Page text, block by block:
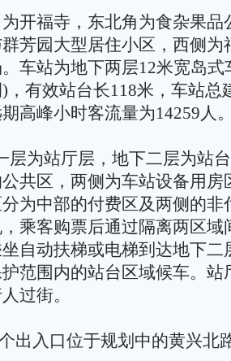
福寺，东北角为食杂果品
芳园大型居住小区，西侧为
车站为地下两层12米宽岛式
，有效站台长118米，车站总
高峰小时客流量为14259人
为站厅层，地下二层为站
共区，两侧为车站设备用房
为中部的付费区及两侧的非
乘客购票后通过隔离两区域
自动扶梯或电梯到达地下二
范围内的站台区域候车。站
过街。
入口位于规划中的黄兴北